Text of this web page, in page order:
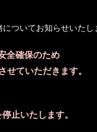
ケアと美肌ケアが同
時の痛みの軽減と、
用
毛が減ったあとの肌
なランプを搭載し、
ついてお知らせいたし
全確保のため
ていただきます。
止いたします。